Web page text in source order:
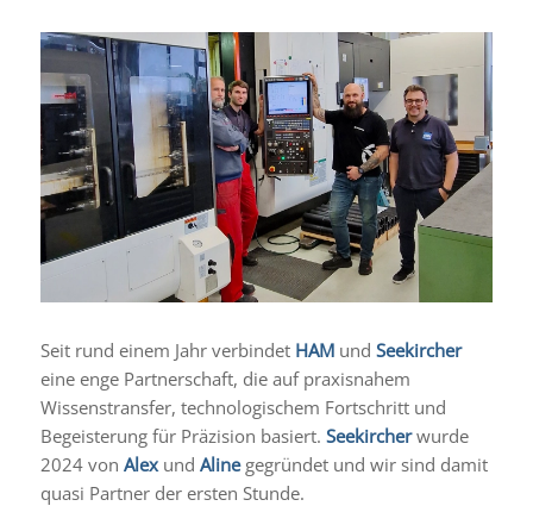
Seit rund einem Jahr verbindet HAM und Seekircher
eine enge Partnerschaft, die auf praxisnahem
Wissenstransfer, technologischem Fortschritt und
Begeisterung für Präzision basiert. Seekircher wurde
2024 von Alex und Aline gegründet und wir sind damit
quasi Partner der ersten Stunde.